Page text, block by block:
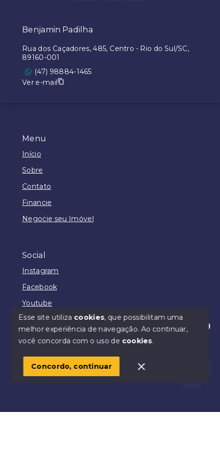
Olá! Estamos disponíveis para te ajudar.
Menu
Início
Sobre
Contato
Financie
Negocie seu Imóvel
Social
Instagram
Facebook
Youtube
© Copyright 2026 - Benjamin Padilha - Todos os
SITE PARA IMOBILIARIA
Benjamin Padilha
Rua dos Caçadores, 485, Centro - Rio do Sul/SC,
89160-001
(47) 98884-1465
Ver e-mail
Esse site utiliza cookies, que possibilitam uma
melhor experiência de navegação.Ao continuar,
você concorda com o uso de cookies.
Concordo, continuar